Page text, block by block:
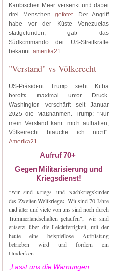
Karibischen Meer versenkt und dabei
drei Menschen getötet. Der Angriff
habe vor der Küste Venezuelas
stattgefunden, gab das
Südkommando der US-Streitkräfte
bekannt. amerika21
"Verstand" vs Völkerecht
US-Präsident Trump sieht Kuba
bereits maximal unter Druck.
Washington verschärft seit Januar
2025 die Maßnahmen. Trump: "Nur
mein Verstand kann mich aufhalten,
Völkerrecht brauche ich nicht".
Amerika21
Aufruf 70+
Gegen Militarisierung und
Kriegsdienst!
"Wir sind Kriegs- und Nachkriegskinder
des Zweiten Weltkrieges. Wir sind 70 Jahre
und älter und viele von uns sind noch durch
Trümmerlandschaften gelaufen", "wir sind
entsetzt über die Leichtfertigkeit, mit der
heute eine beispiellose Aufrüstung
betrieben wird und fordern ein
Umdenken...."
„Lasst uns die Warnungen